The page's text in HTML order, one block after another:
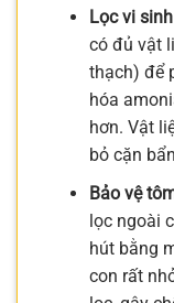
Lọc vi
có đủ vật
thạch) để
hóa
hơn. Vật
bỏ cặn
Bảo vệ
lọc ngoài
hút bằng
con rất